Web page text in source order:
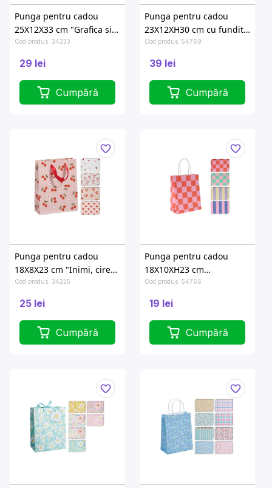
Punga pentru cadou
25X12X33 cm "Grafica si
flori"
Cod produs: 34233
29 lei
Cumpără
Punga pentru cadou
23X12XH30 cm cu fundita
"Happy Birthday"
Cod produs: 54769
39 lei
Cumpără
Punga pentru cadou
18X8X23 cm "Inimi, ciresi,
fundite"
Cod produs: 34235
25 lei
Cumpără
Punga pentru cadou
18X10XH23 cm
"Geometrie"
Cod produs: 54766
19 lei
Cumpără